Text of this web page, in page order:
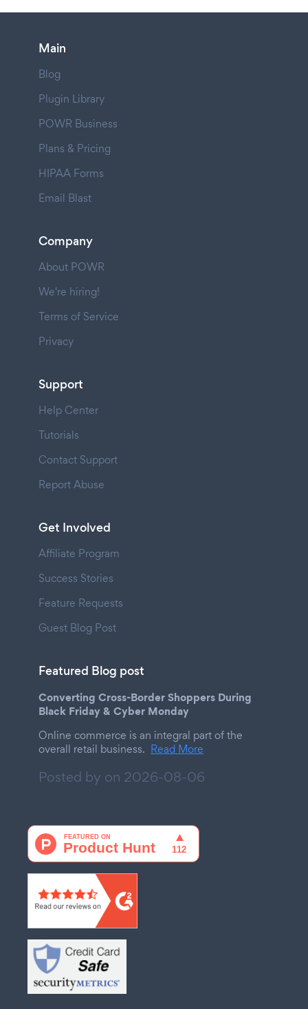
Main
Blog
Plugin Library
POWR Business
Plans & Pricing
HIPAA Forms
Email Blast
Company
About POWR
We're hiring!
Terms of Service
Privacy
Support
Help Center
Tutorials
Contact Support
Report Abuse
Get Involved
Affiliate Program
Success Stories
Feature Requests
Guest Blog Post
Featured Blog post
Converting Cross-Border Shoppers During
Black Friday & Cyber Monday
Online commerce is an integral part of the
overall retail business. Read More
Posted by on 2026-08-06